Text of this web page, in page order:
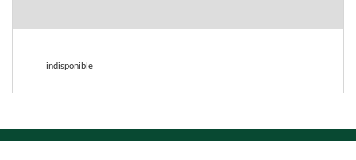
indisponible